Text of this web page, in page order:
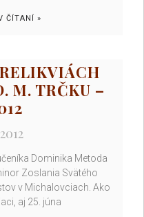
ČÍTANÍ »
M. TRČKU –
Dominika Metoda
Zoslania Svätého
v Michalovciach. Ako
aj 25. júna